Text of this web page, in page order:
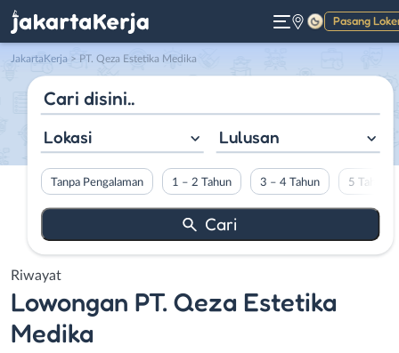
Pasang
Gelap
JakartaKerja > PT. Qeza Estetika Medika
Lokasi Lulusan
Tanpa Pengalaman 1 – 2 Tahun 3 – 4 Tahun 5 Tahun
Riwayat
Lowongan PT. Qeza Estetika
Medika